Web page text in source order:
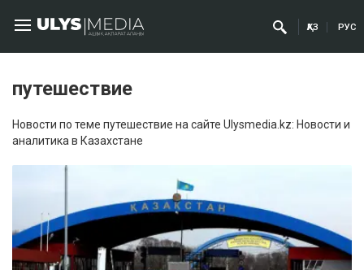
ҚАЗ РУС
путешествие
Новости по теме путешествие на сайте Ulysmedia.kz: Новости и
аналитика в Казахстане